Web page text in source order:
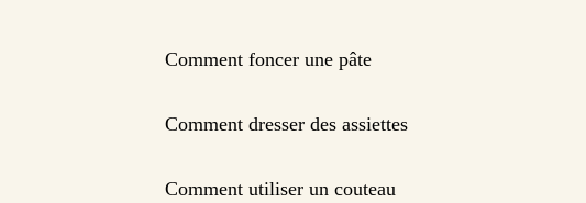
Comment foncer une pâte
Comment dresser des assiettes
Comment utiliser un couteau